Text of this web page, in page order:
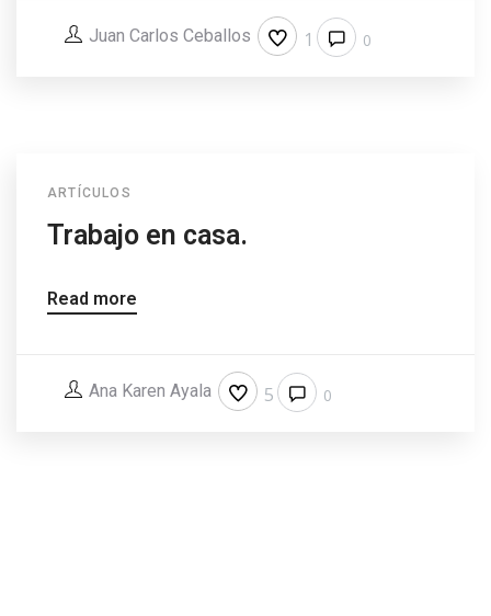
Juan Carlos Ceballos 1 0
ARTÍCULOS
Trabajo en casa.
Read more
Ana Karen Ayala 5 0